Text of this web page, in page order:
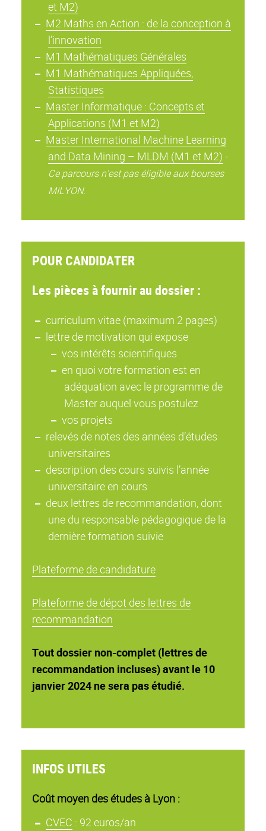
et M2)
M2 Maths en Action : de la conception à
l’innovation
M1 Mathématiques Générales
M1 Mathématiques Appliquées,
Statistiques
Master Informatique : Concepts et
Applications (M1 et M2)
Master International Machine Learning
and Data Mining – MLDM (M1 et M2) -
Ce parcours n'est pas éligible aux bourses
MILYON.
POUR CANDIDATER
Les pièces à fournir au dossier :
curriculum vitae (maximum 2 pages)
lettre de motivation qui expose
vos intérêts scientifiques
en quoi votre formation est en
adéquation avec le programme de
Master auquel vous postulez
vos projets
relevés de notes des années d’études
universitaires
description des cours suivis l’année
universitaire en cours
deux lettres de recommandation, dont
une du responsable pédagogique de la
dernière formation suivie
Plateforme de candidature
Plateforme de dépot des lettres de
recommandation
Tout dossier non-complet (lettres de
recommandation incluses) avant le 10
janvier 2024 ne sera pas étudié.
INFOS UTILES
Coût moyen des études à Lyon :
CVEC : 92 euros/an